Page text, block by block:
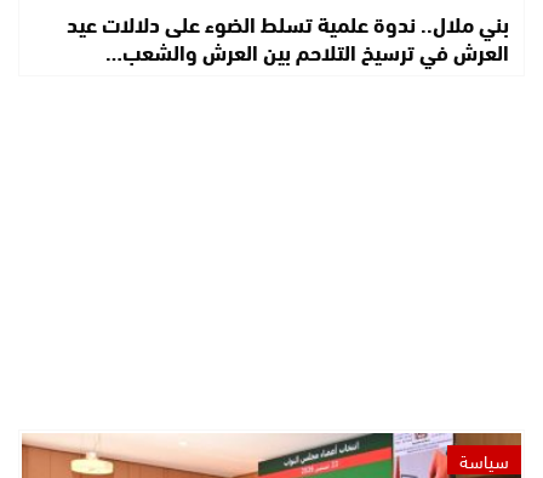
بني ملال.. ندوة علمية تسلط الضوء على دلالات عيد
العرش في ترسيخ التلاحم بين العرش والشعب…
سياسة